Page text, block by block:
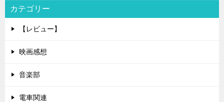
カテゴリー
【レビュー】
映画感想
音楽部
電車関連